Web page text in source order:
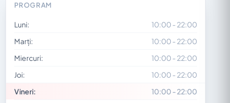
PROGRAM
Luni:
10:00 - 22:00
Marți:
10:00 - 22:00
Miercuri:
10:00 - 22:00
Joi:
10:00 - 22:00
Vineri:
10:00 - 22:00